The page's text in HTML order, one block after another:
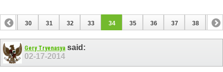
29 30 31 32 33 34 35 36 37 38 39
49
Gery Tryenasya said:
02-17-2014